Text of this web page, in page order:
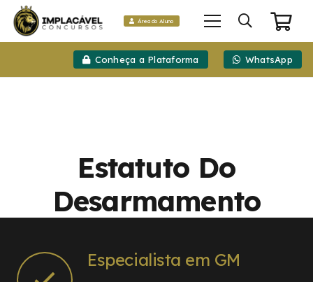
Área do Aluno
Conheça a Plataforma WhatsApp
Estatuto Do
Desarmamento
Especialista em GM